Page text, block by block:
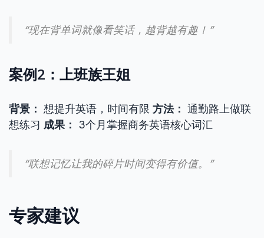
“现在背单词就像看笑话，越背越有趣！”
案例2：上班族王姐
背景： 想提升英语，时间有限 方法： 通勤路上做联
想练习 成果： 3个月掌握商务英语核心词汇
“联想记忆让我的碎片时间变得有价值。”
专家建议